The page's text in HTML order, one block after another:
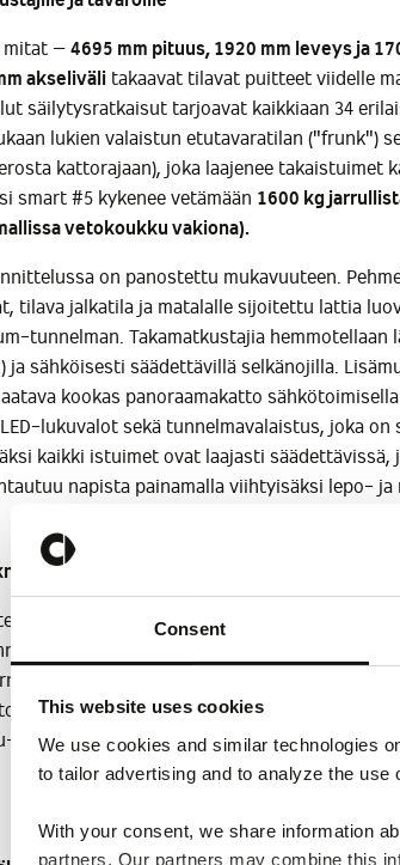
Consent
This website uses cookies
We use cookies and similar technologies
to tailor advertising and to analyze the use
With your consent, we share information
partners. Our partners may combine this
mitat – 4695 mm pituus, 1920 mm leveys ja
akseliväli takaavat tilavat puitteet viidelle
säilytysratkaisut tarjoavat kaikkiaan 34
lukien valaistun etutavaratilan ("frunk")
kattorajaan), joka laajenee takaistuimet
smart #5 kykenee vetämään 1600 kg
vetokoukku vakiona).
on panostettu mukavuuteen.
tilava jalkatila ja matalalle sijoitettu lattia
tunnelman. Takamatkustajia hemmotellaan
ja sähköisesti säädettävillä selkänojilla.
kookas panoraamakatto
lukuvalot sekä tunnelmavalaistus, joka on
kaikki istuimet ovat laajasti säädettävissä,
napista painamalla viihtyisäksi lepo- ja
ja modernia estetiikkaa
aikaisemmatkin smart-mallit, on toteutettu
mukaisesti: yhdistämällä
estetiikkaan. Autolle tunnusomaisia
kehyksettömät ovien ikkunat, lyhyet etu- ja
ja takavalojen muotoilu. Auton siluetti on